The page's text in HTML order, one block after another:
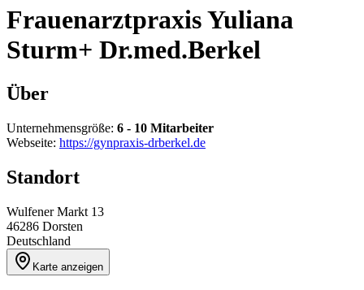
Frauenarztpraxis Yuliana
Sturm+ Dr.med.Berkel
Über
Unternehmensgröße: 6 - 10 Mitarbeiter
Webseite: https://gynpraxis-drberkel.de
Standort
Wulfener Markt 13
46286 Dorsten
Deutschland
Karte anzeigen